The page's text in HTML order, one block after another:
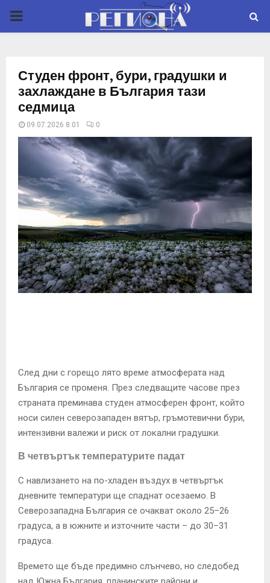
P
M
R
Y
M
E
Студен фронт, бури, градушки и
захлаждане в България тази
седмица
09.07.2026 8:01 0
След дни с горещо лято време атмосферата над
България се променя. През следващите часове през
страната преминава студен атмосферен фронт, който
носи силен северозападен вятър, гръмотевични бури,
интензивни валежи и риск от локални градушки.
В четвъртък температурите падат
С навлизането на по-хладен въздух в четвъртък
дневните температури ще спаднат осезаемо. В
Северозападна България се очакват около 25–26
градуса, а в южните и източните части – до 30–31
градуса.
Времето ще бъде предимно слънчево, но следобед